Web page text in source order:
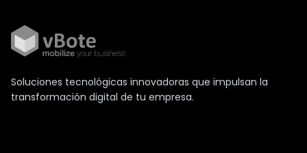
Soluciones tecnológicas innovadoras que impulsan la
transformación digital de tu empresa.